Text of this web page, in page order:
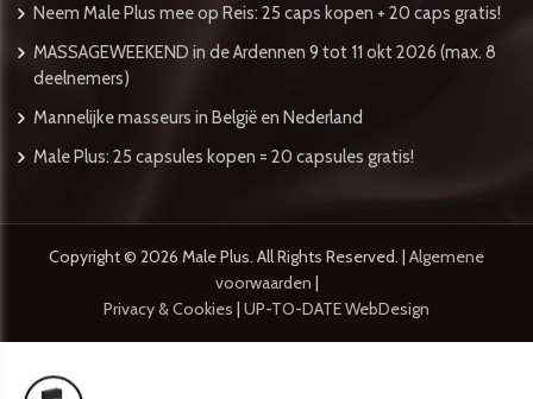
Neem Male Plus mee op Reis: 25 caps kopen + 20 caps gratis!
MASSAGEWEEKEND in de Ardennen 9 tot 11 okt 2026 (max. 8
deelnemers)
Mannelijke masseurs in België en Nederland
Male Plus: 25 capsules kopen = 20 capsules gratis!
Copyright © 2026 Male Plus. All Rights Reserved. | Algemene
voorwaarden
Privacy & Cookies UP-TO-DATE WebDesign